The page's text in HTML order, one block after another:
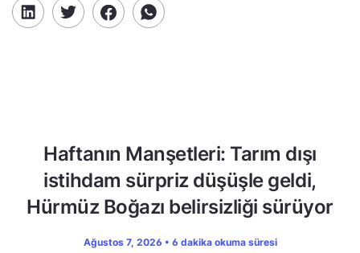
Haftanın Manşetleri: Tarım dışı
istihdam sürpriz düşüşle geldi,
Hürmüz Boğazı belirsizliği sürüyor
Ağustos 7, 2026 • 6 dakika okuma süresi